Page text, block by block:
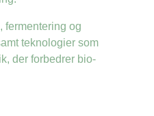
fermentering og
teknologier som
der forbedrer bio-